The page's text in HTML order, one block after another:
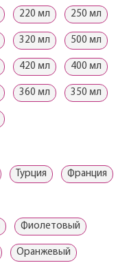
220 мл 250 мл
320 мл 500 мл
420 мл 400 мл
360 мл 350 мл
Турция Франция
Фиолетовый
Оранжевый